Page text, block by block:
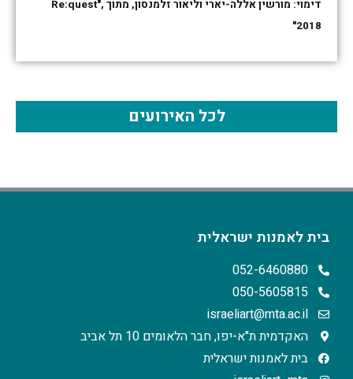
דימוי: מורשין אללה-יארי וליאור זלמנסון, מתוך Re:quest",
2018"
לכל האירועים
בית לאמנות ישראלית
052-6460880
050-5605815
israeliart@mta.ac.il
האקדמית ת"א-יפו, חבר הלאומים 10 תל אביב
בית לאמנות ישראלית